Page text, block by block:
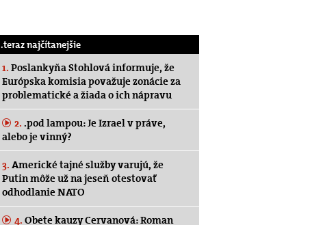
.teraz najčítanejšie
1. Poslankyňa Stohlová informuje, že
Európska komisia považuje zonácie za
problematické a žiada o ich nápravu
2. .pod lampou: Je Izrael v práve,
alebo je vinný?
3. Americké tajné služby varujú, že
Putin môže už na jeseň otestovať
odhodlanie NATO
4. Obete kauzy Cervanová: Roman